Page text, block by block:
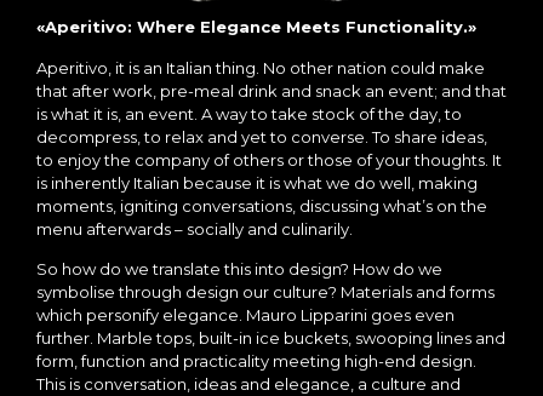
«Aperitivo: Where Elegance Meets Functionality.»
Aperitivo, it is an Italian thing. No other nation could make
that after work, pre-meal drink and snack an event; and that
is what it is, an event. A way to take stock of the day, to
decompress, to relax and yet to converse. To share ideas,
to enjoy the company of others or those of your thoughts. It
is inherently Italian because it is what we do well, making
moments, igniting conversations, discussing what’s on the
menu afterwards – socially and culinarily.
So how do we translate this into design? How do we
symbolise through design our culture? Materials and forms
which personify elegance. Mauro Lipparini goes even
further. Marble tops, built-in ice buckets, swooping lines and
form, function and practicality meeting high-end design.
This is conversation, ideas and elegance, a culture and